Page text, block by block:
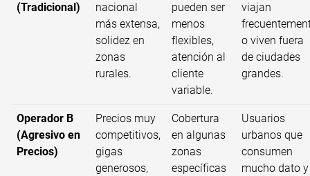
(Tradicional)
nacional
más extensa,
solidez en
zonas
rurales.
pueden ser
menos
flexibles,
atención al
cliente
variable.
viajan
o viven fuera
de ciudades
grandes.
Operador B
(Agresivo en
Precios)
Precios muy
competitivos,
gigas
generosos,
Cobertura
en algunas
zonas
específicas
Usuarios
urbanos que
consumen
mucho dato y